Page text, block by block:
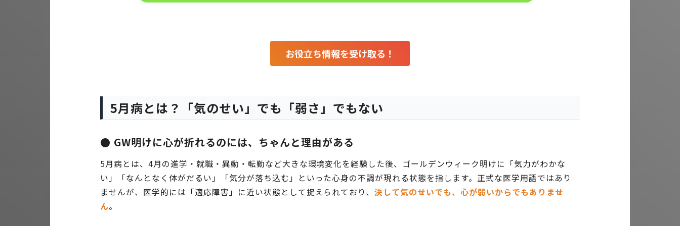
お役立ち情報を受け取る！
5月病とは？「気のせい」でも「弱さ」でもない
● GW明けに心が折れるのには、ちゃんと理由がある
5月病とは、4月の進学・就職・異動・転勤など大きな環境変化を経験した後、ゴールデンウィーク明けに「気力がわかな
い」「なんとなく体がだるい」「気分が落ち込む」といった心身の不調が現れる状態を指します。正式な医学用語ではあり
ませんが、医学的には「適応障害」に近い状態として捉えられており、決して気のせいでも、心が弱いからでもありませ
ん。